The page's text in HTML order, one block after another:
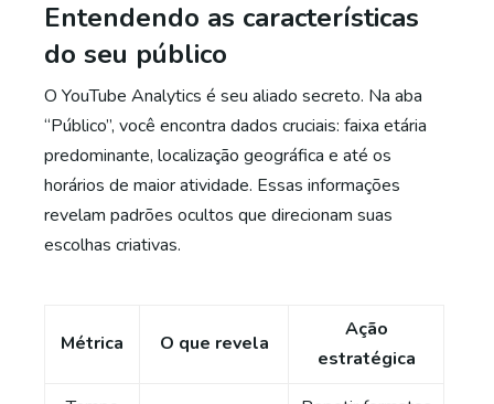
Entendendo as características
do seu público
O YouTube Analytics é seu aliado secreto. Na aba
“Público”, você encontra dados cruciais: faixa etária
predominante, localização geográfica e até os
horários de maior atividade. Essas informações
revelam padrões ocultos que direcionam suas
escolhas criativas.
Métrica O que revela
Ação
estratégica